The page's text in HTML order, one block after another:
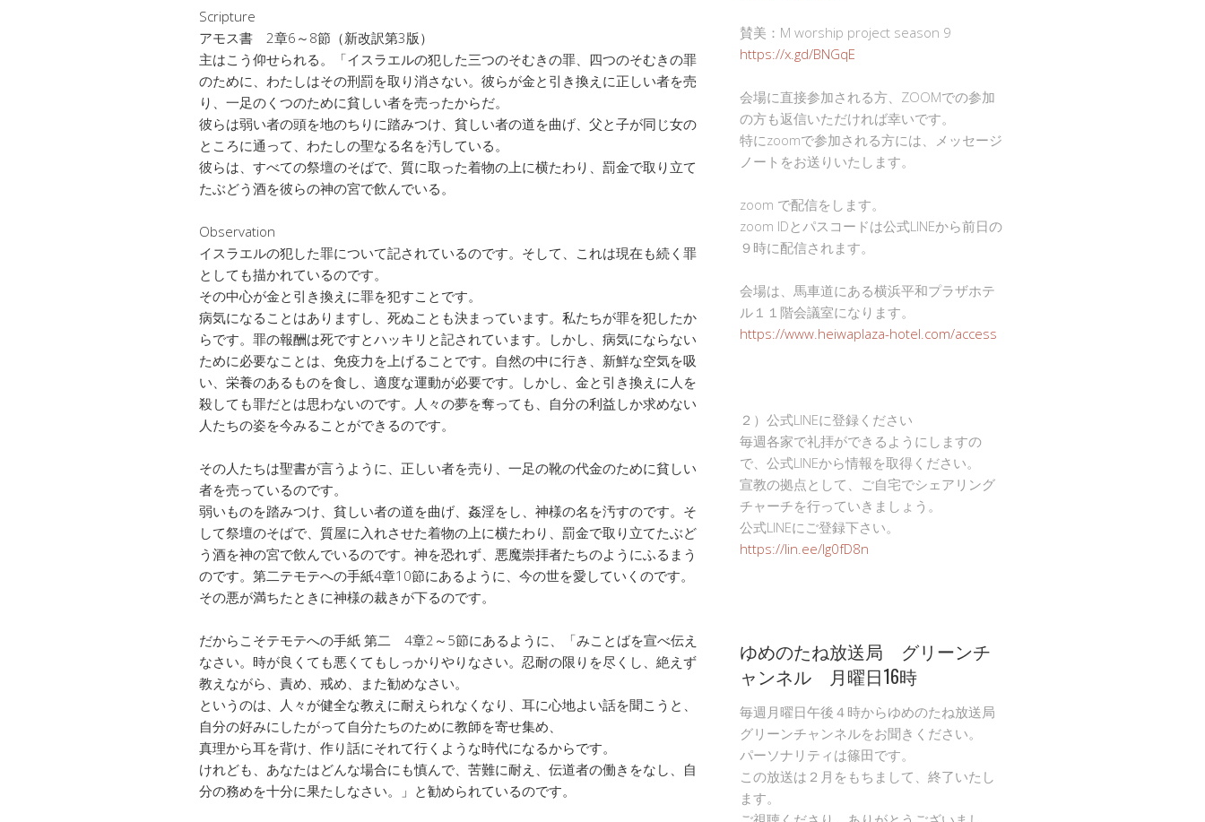
Scripture
アモス書 2章6～8節（新改訳第3版）
主はこう仰せられる。「イスラエルの犯した三つのそむきの罪、四つのそむきの罪
のために、わたしはその刑罰を取り消さない。彼らが金と引き換えに正しい者を売
り、一足のくつのために貧しい者を売ったからだ。
彼らは弱い者の頭を地のちりに踏みつけ、貧しい者の道を曲げ、父と子が同じ女の
ところに通って、わたしの聖なる名を汚している。
彼らは、すべての祭壇のそばで、質に取った着物の上に横たわり、罰金で取り立て
たぶどう酒を彼らの神の宮で飲んでいる。
Observation
イスラエルの犯した罪について記されているのです。そして、これは現在も続く罪
としても描かれているのです。
その中心が金と引き換えに罪を犯すことです。
病気になることはありますし、死ぬことも決まっています。私たちが罪を犯したか
らです。罪の報酬は死ですとハッキリと記されています。しかし、病気にならない
ために必要なことは、免疫力を上げることです。自然の中に行き、新鮮な空気を吸
い、栄養のあるものを食し、適度な運動が必要です。しかし、金と引き換えに人を
殺しても罪だとは思わないのです。人々の夢を奪っても、自分の利益しか求めない
人たちの姿を今みることができるのです。
その人たちは聖書が言うように、正しい者を売り、一足の靴の代金のために貧しい
者を売っているのです。
弱いものを踏みつけ、貧しい者の道を曲げ、姦淫をし、神様の名を汚すのです。そ
して祭壇のそばで、質屋に入れさせた着物の上に横たわり、罰金で取り立てたぶど
う酒を神の宮で飲んでいるのです。神を恐れず、悪魔崇拝者たちのようにふるまう
のです。第二テモテへの手紙4章10節にあるように、今の世を愛していくのです。
その悪が満ちたときに神様の裁きが下るのです。
だからこそテモテへの手紙 第二 4章2～5節にあるように、「みことばを宣べ伝え
なさい。時が良くても悪くてもしっかりやりなさい。忍耐の限りを尽くし、絶えず
教えながら、責め、戒め、また勧めなさい。
というのは、人々が健全な教えに耐えられなくなり、耳に心地よい話を聞こうと、
自分の好みにしたがって自分たちのために教師を寄せ集め、
真理から耳を背け、作り話にそれて行くような時代になるからです。
けれども、あなたはどんな場合にも慎んで、苦難に耐え、伝道者の働きをなし、自
分の務めを十分に果たしなさい。」と勧められているのです。
賛美：M worship project season 9
https://x.gd/BNGqE
会場に直接参加される方、ZOOMでの参加
の方も返信いただければ幸いです。
特にzoomで参加される方には、メッセージ
ノートをお送りいたします。
zoom で配信をします。
zoom IDとパスコードは公式LINEから前日の
９時に配信されます。
会場は、馬車道にある横浜平和プラザホテ
ル１１階会議室になります。
https://www.heiwaplaza-hotel.com/access
２）公式LINEに登録ください
毎週各家で礼拝ができるようにしますの
で、公式LINEから情報を取得ください。
宣教の拠点として、ご自宅でシェアリング
チャーチを行っていきましょう。
公式LINEにご登録下さい。
https://lin.ee/Ig0fD8n
ゆめのたね放送局 グリーンチ
ャンネル 月曜日16時
毎週月曜日午後４時からゆめのたね放送局
グリーンチャンネルをお聞きください。
パーソナリティは篠田です。
この放送は２月をもちまして、終了いたし
ます。